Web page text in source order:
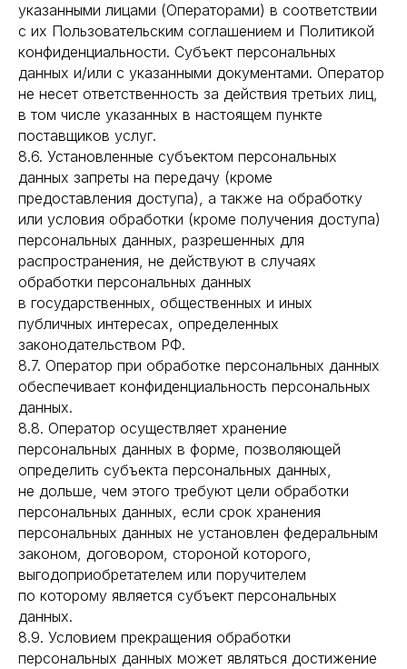
указанными лицами (Операторами) в соответствии
с их Пользовательским соглашением и Политикой
конфиденциальности. Субъект персональных
данных и/или с указанными документами. Оператор
не несет ответственность за действия третьих лиц,
в том числе указанных в настоящем пункте
поставщиков услуг.
8.6. Установленные субъектом персональных
данных запреты на передачу (кроме
предоставления доступа), а также на обработку
или условия обработки (кроме получения доступа)
персональных данных, разрешенных для
распространения, не действуют в случаях
обработки персональных данных
в государственных, общественных и иных
публичных интересах, определенных
законодательством РФ.
8.7. Оператор при обработке персональных данных
обеспечивает конфиденциальность персональных
данных.
8.8. Оператор осуществляет хранение
персональных данных в форме, позволяющей
определить субъекта персональных данных,
не дольше, чем этого требуют цели обработки
персональных данных, если срок хранения
персональных данных не установлен федеральным
законом, договором, стороной которого,
выгодоприобретателем или поручителем
по которому является субъект персональных
данных.
8.9. Условием прекращения обработки
персональных данных может являться достижение